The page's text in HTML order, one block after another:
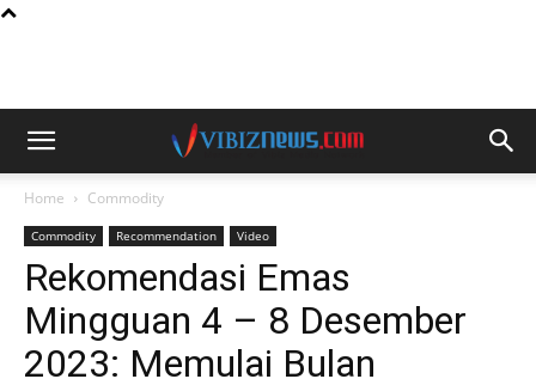
Home Commodity
Commodity Recommendation Video
Rekomendasi Emas
Mingguan 4 – 8 Desember
2023: Memulai Bulan